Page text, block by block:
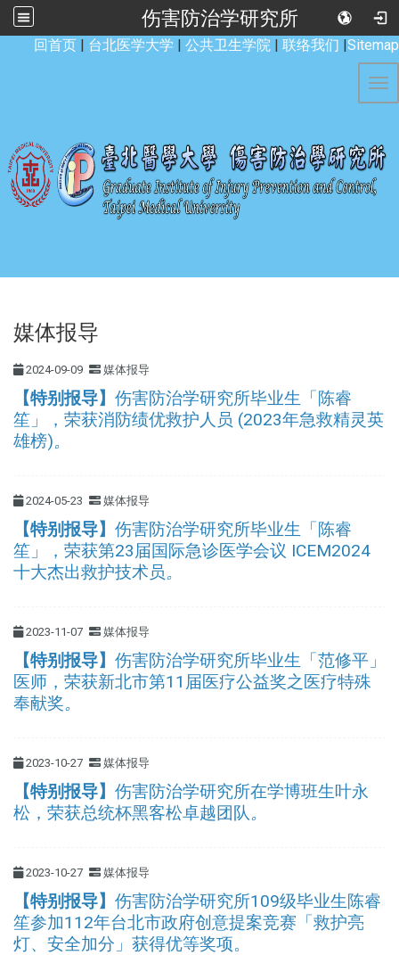
伤害防治学研究所
回首页 | 台北医学大学 | 公共卫生学院 | 联络我们 |Sitemap
媒体报导
2024-09-09 媒体报导
【特别报导】 伤害防治学研究所毕业生「陈睿
笙」，荣获消防绩优救护人员 (2023年急救精灵英
雄榜)。
2024-05-23 媒体报导
【特别报导】 伤害防治学研究所毕业生「陈睿
笙」，荣获第23届国际急诊医学会议 ICEM2024
十大杰出救护技术员。
2023-11-07 媒体报导
【特别报导】 伤害防治学研究所毕业生「范修平」
医师，荣获新北市第11届医疗公益奖之医疗特殊
奉献奖。
2023-10-27 媒体报导
【特别报导】 伤害防治学研究所在学博班生叶永
松，荣获总统杯黑客松卓越团队。
2023-10-27 媒体报导
【特别报导】 伤害防治学研究所109级毕业生陈睿
笙参加112年台北市政府创意提案竞赛「救护亮
灯、安全加分」获得优等奖项。